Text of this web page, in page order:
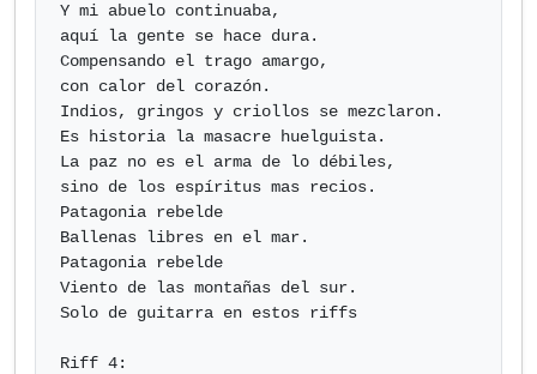
Y mi abuelo continuaba,
aquí la gente se hace dura.
Compensando el trago amargo,
con calor del corazón.
Indios, gringos y criollos se mezclaron.
Es historia la masacre huelguista.
La paz no es el arma de lo débiles,
sino de los espíritus mas recios.
Patagonia rebelde
Ballenas libres en el mar.
Patagonia rebelde
Viento de las montañas del sur.
Solo de guitarra en estos riffs
Riff 4: